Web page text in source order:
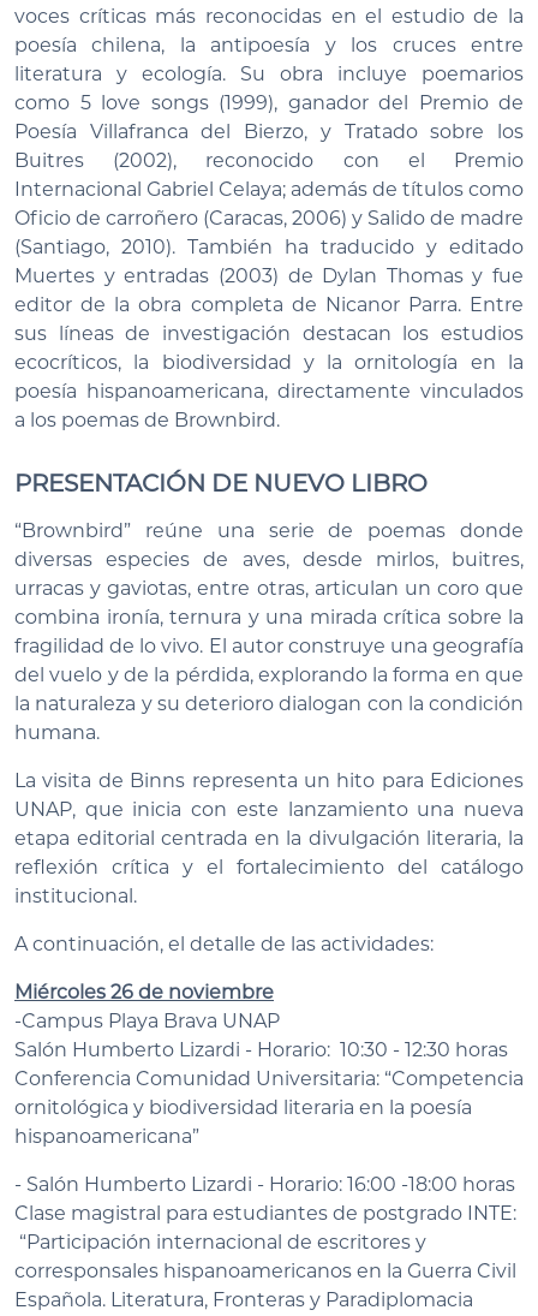
voces críticas más reconocidas en el estudio de la
poesía chilena, la antipoesía y los cruces entre
literatura y ecología. Su obra incluye poemarios
como 5 love songs (1999), ganador del Premio de
Poesía Villafranca del Bierzo, y Tratado sobre los
Buitres (2002), reconocido con el Premio
Internacional Gabriel Celaya; además de títulos como
Oficio de carroñero (Caracas, 2006) y Salido de madre
(Santiago, 2010). También ha traducido y editado
Muertes y entradas (2003) de Dylan Thomas y fue
editor de la obra completa de Nicanor Parra. Entre
sus líneas de investigación destacan los estudios
ecocríticos, la biodiversidad y la ornitología en la
poesía hispanoamericana, directamente vinculados
a los poemas de Brownbird.
PRESENTACIÓN DE NUEVO LIBRO
“Brownbird” reúne una serie de poemas donde
diversas especies de aves, desde mirlos, buitres,
urracas y gaviotas, entre otras, articulan un coro que
combina ironía, ternura y una mirada crítica sobre la
fragilidad de lo vivo. El autor construye una geografía
del vuelo y de la pérdida, explorando la forma en que
la naturaleza y su deterioro dialogan con la condición
humana.
La visita de Binns representa un hito para Ediciones
UNAP, que inicia con este lanzamiento una nueva
etapa editorial centrada en la divulgación literaria, la
reflexión crítica y el fortalecimiento del catálogo
institucional.
A continuación, el detalle de las actividades:
Miércoles 26 de noviembre
-Campus Playa Brava UNAP
Salón Humberto Lizardi - Horario: 10:30 - 12:30 horas
Conferencia Comunidad Universitaria: “Competencia
ornitológica y biodiversidad literaria en la poesía
hispanoamericana”
- Salón Humberto Lizardi - Horario: 16:00 -18:00 horas
Clase magistral para estudiantes de postgrado INTE:
“Participación internacional de escritores y
corresponsales hispanoamericanos en la Guerra Civil
Española. Literatura, Fronteras y Paradiplomacia